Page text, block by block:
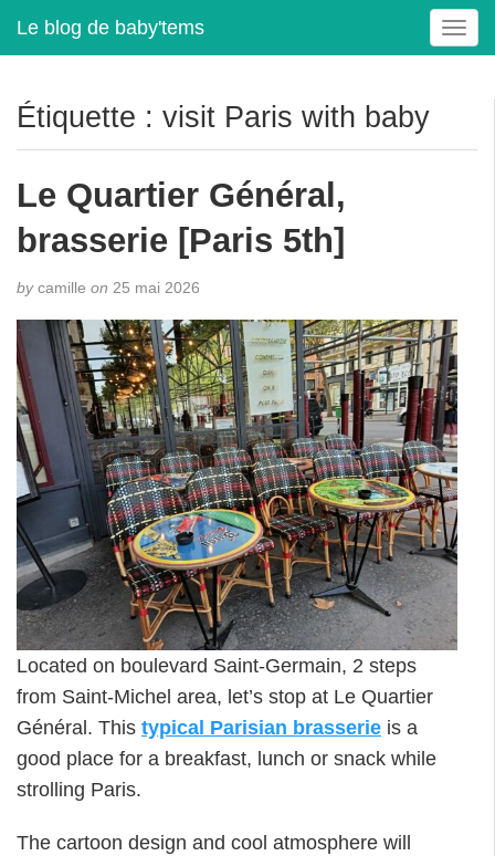
Le blog de baby'tems
T
o
e
t
i
o
n
Étiquette : visit Paris with baby
Le Quartier Général,
brasserie [Paris 5th]
bycamille on 25 mai 2026
Located on boulevard Saint-Germain, 2 steps
from Saint-Michel area, let’s stop at Le Quartier
Général. This typical Parisian brasserie is a
good place for a breakfast, lunch or snack while
strolling Paris.
The cartoon design and cool atmosphere will